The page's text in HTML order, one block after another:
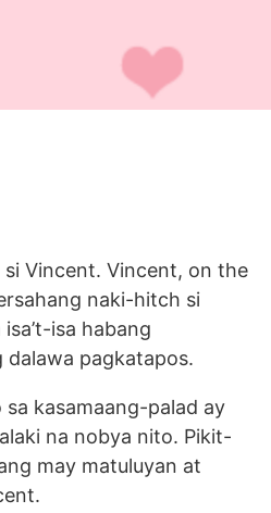
si Vincent. Vincent, on the
naki-hitch si
isa habang
dalawa pagkatapos.
kasamaang-palad ay
na nobya nito. Pikit-
may matuluyan at